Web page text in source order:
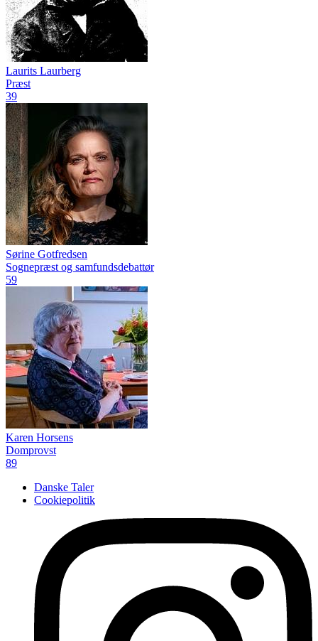
Laurits Laurberg
Præst
39
Sørine Gotfredsen
Sognepræst og samfundsdebattør
59
Karen Horsens
Domprovst
89
Danske Taler
Cookiepolitik